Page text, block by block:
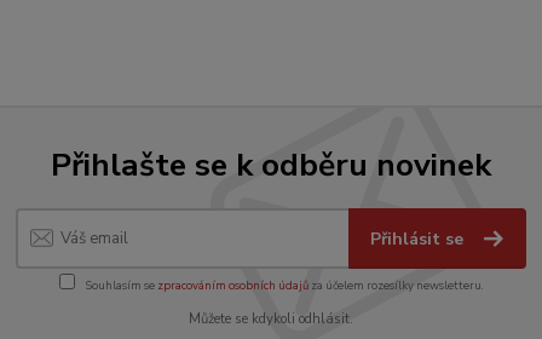
Přihlašte se k odběru novinek
Přihlásit se
Souhlasím se zpracováním osobních údajůza účelem rozesílky newsletteru.
Můžete se kdykoli odhlásit.